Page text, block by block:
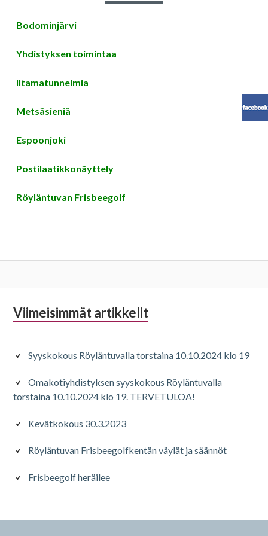
Bodominjärvi
Yhdistyksen toimintaa
Iltamatunnelmia
Metsäsieniä
Espoonjoki
Postilaatikkonäyttely
Röyläntuvan Frisbeegolf
Alapalkin
Viimeisimmät artikkelit
Syyskokous Röyläntuvalla torstaina 10.10.2024 klo 19
Omakotiyhdistyksen syyskokous Röyläntuvalla
torstaina 10.10.2024 klo 19. TERVETULOA!
Kevätkokous 30.3.2023
Röyläntuvan Frisbeegolfkentän väylät ja säännöt
Frisbeegolf heräilee